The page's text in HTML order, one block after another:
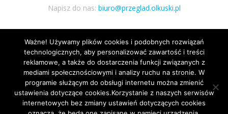
Napisz do nas: biuro@przeglad.olkuski.pl
Podążaj za nami
Ważne! Używamy plików cookies i podobnych rozwiązań
technologicznych, aby personalizować zawartość i treści
reklamowe, a także do dostarczenia funkcji związanych z
mediami społecznościowymi i analizy ruchu na stronie. W
programie służącym do obsługi internetu można zmienić
ustawienia dotyczące cookies.Korzystanie z naszych serwisów
internetowych bez zmiany ustawień dotyczących cookies